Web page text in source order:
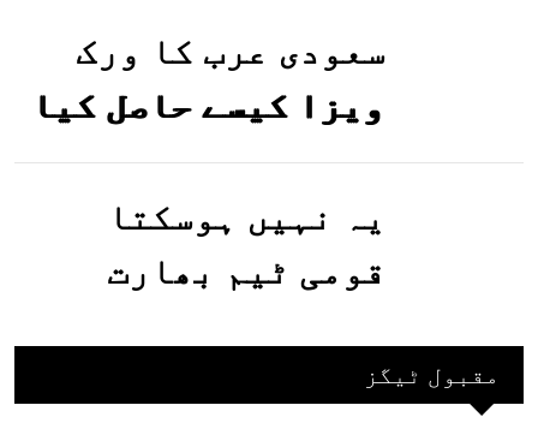
گئیں
سعودی عرب کا ورک
ویزا کیسے حاصل کیا
جاسکتا ہے؟جانیے
یہ نہیں ہوسکتا
قومی ٹیم بھارت
بھارتی ٹیم پاکستانمقبول ٹیگز